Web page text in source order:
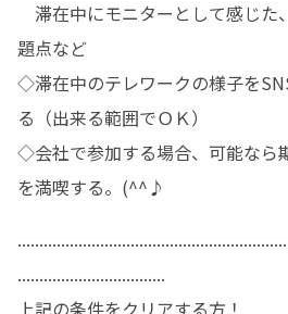
滞在中にモニターとして感じた
題点など
◇滞在中のテレワークの様子を
る（出来る範囲でＯＫ）
◇会社で参加する場合、可能なら
を満喫する。(^^♪
..................................
上記の条件をクリアする方！